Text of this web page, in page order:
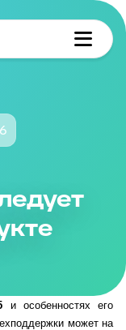
и особенностях его
может на